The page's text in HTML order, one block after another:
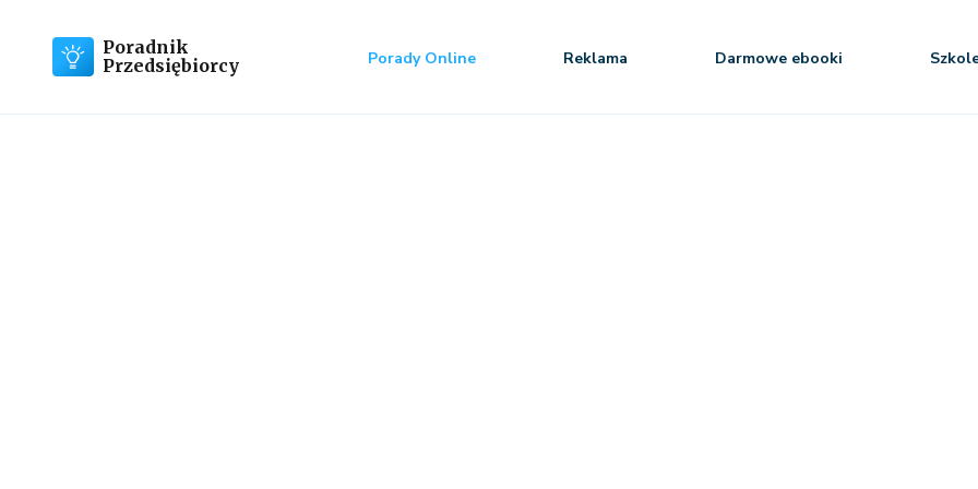
Poradnik
Przedsiębiorcy
Porady Online Reklama Darmowe ebooki